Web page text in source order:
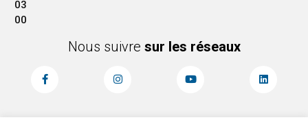
03
00
Nous suivre sur les réseaux